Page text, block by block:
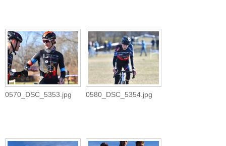
0570_DSC_5353.jpg 0580_DSC_5354.jpg